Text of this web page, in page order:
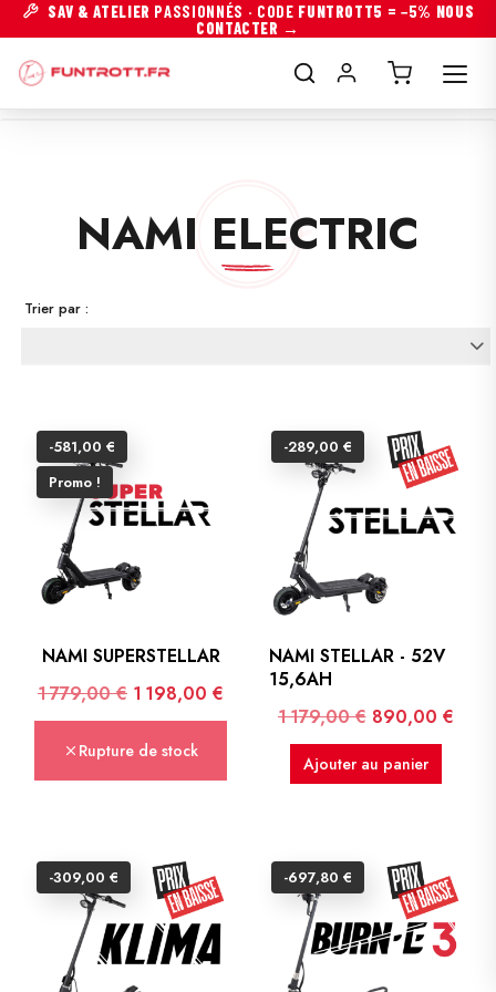
SAV & ATELIER PASSIONNÉS · CODE FUNTROTT5 = −5% NOUS
CONTACTER →
NAMI ELECTRIC
Trier par :
NAMI SUPERSTELLAR
Prix de base
1 779,00 € Prix
1 198,00 €
Rupture de stock
-581,00 €
Promo !
NAMI STELLAR - 52V
15,6AH
Prix de base
1 179,00 € Prix
890,00 €
Ajouter au panier
-289,00 €
-309,00 € -697,80 €